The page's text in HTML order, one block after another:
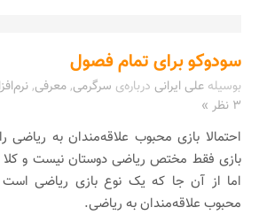
سودوکو برای تمام فصول
بوسیله علی ایرانی درباره‌ی سرگرمی,معرفی,
۳ نظر »
احتمالا بازی محبوب علاقه‌مندان به ریاضی
بازی فقط مختص ریاضی دوستان نیست و کلا
اما از آن جا که یک نوع بازی ریاضی
محبوب علاقه‌مندان به ریاضی.